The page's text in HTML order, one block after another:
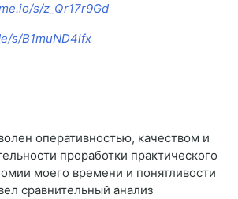
s/z_Qr17r9Gd
s/B1muND4lfx
оперативностью, качеством и
проработки практического
моего времени и понятливости
сравнительный анализ